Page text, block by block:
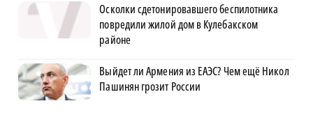
Осколки сдетонировавшего беспилотника
повредили жилой дом в Кулебакском
районе
Выйдет ли Армения из ЕАЭС? Чем ещё Никол
Пашинян грозит России